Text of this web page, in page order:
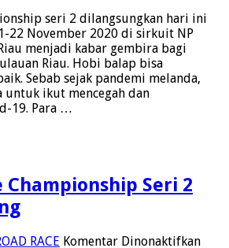
RF
seri 2 dilangsungkan hari ini
22 November 2020 di sirkuit NP
menjadi kabar gembira bagi
Riau. Hobi balap bisa
Sebab sejak pandemi melanda,
ikut mencegah dan
19. Para …
Championship Seri 2
RACE Komentar Dinonaktifkanpada